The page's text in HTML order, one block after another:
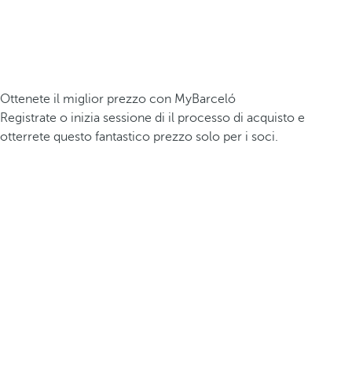
Ottenete il miglior prezzo con MyBarceló
Registrate o inizia sessione di il processo di acquisto e
otterrete questo fantastico prezzo solo per i soci.